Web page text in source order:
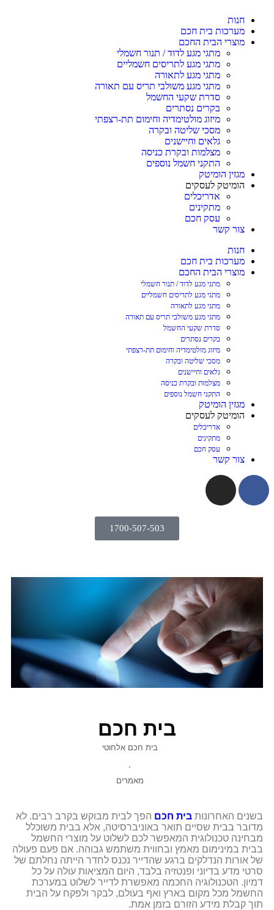
חנות
מערכות בית חכם
מוצרי הבית החכם
מתגי מגע לדוד / תנור חשמלי
מתגי מגע לתריסים חשמליים
מתגי מגע לתאורה
מתגי מגע משולבי תריס עם תאורה
סדרת שקעי החשמל
בקרים נסתרים
מיזוג מולטימדיה וחימום תת-רצפתי
מסכי שליטה ובקרה
גלאים וחיישנים
מצלמות ובקרת כניסה
התקני חשמל נוספים
מגזין הומיטק
הומיטק לעסקים
אדריכלים
מתקינים
עסק חכם
צור קשר
חנות
מערכות בית חכם
מוצרי הבית החכם
מתגי מגע לדוד / תנור חשמלי
מתגי מגע לתריסים חשמליים
מתגי מגע לתאורה
מתגי מגע משולבי תריס עם תאורה
סדרת שקעי החשמל
בקרים נסתרים
מיזוג מולטימדיה וחימום תת-רצפתי
מסכי שליטה ובקרה
גלאים וחיישנים
מצלמות ובקרת כניסה
התקני חשמל נוספים
מגזין הומיטק
הומיטק לעסקים
אדריכלים
מתקינים
עסק חכם
צור קשר
1700-507-503
בית חכם
בית חכם אלחוטי
מאמרים
בשנים האחרונות בית חכם הפך לבית מבוקש בקרב רבים. לא
מדובר בבית שסיים תואר באוניברסיטה, אלא בבית משוכלל
מבחינה טכנולוגית המאפשר לכם לשלוט על מוצרי החשמל
בבית במינימום מאמץ ובחווית משתמש גבוהה. אם פעם פעולה
של אורות הנדלקים ברגע שהדייר נכנס לחדר הייתה נחלתם של
סרטי מדע בדיוני ופנטזיה בלבד, היום המציאות עולה על כל
דמיון. הטכנולוגיה החכמה מאפשרת לדייר לשלוט במערכת
החשמל מכל מקום בארץ ואף בעולם, לבקר ולפקח על הבית
תוך קבלת מידע הזורם בזמן אמת.